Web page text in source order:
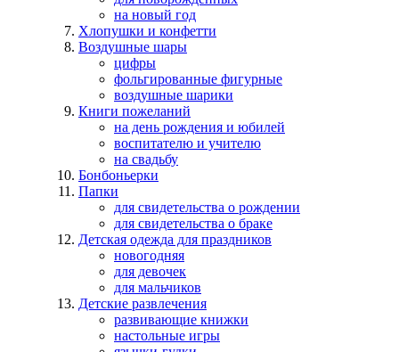
на новый год
Хлопушки и конфетти
Воздушные шары
цифры
фольгированные фигурные
воздушные шарики
Книги пожеланий
на день рождения и юбилей
воспитателю и учителю
на свадьбу
Бонбоньерки
Папки
для свидетельства о рождении
для свидетельства о браке
Детская одежда для праздников
новогодняя
для девочек
для мальчиков
Детские развлечения
развивающие книжки
настольные игры